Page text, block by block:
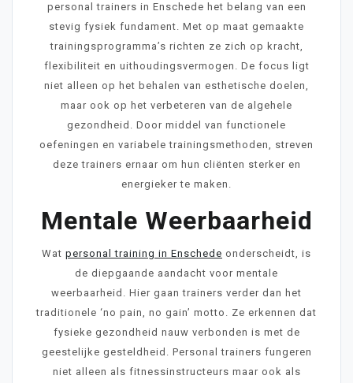
personal trainers in Enschede het belang van een
stevig fysiek fundament. Met op maat gemaakte
trainingsprogramma’s richten ze zich op kracht,
flexibiliteit en uithoudingsvermogen. De focus ligt
niet alleen op het behalen van esthetische doelen,
maar ook op het verbeteren van de algehele
gezondheid. Door middel van functionele
oefeningen en variabele trainingsmethoden, streven
deze trainers ernaar om hun cliënten sterker en
energieker te maken.
Mentale Weerbaarheid
Wat personal training in Enschede onderscheidt, is
de diepgaande aandacht voor mentale
weerbaarheid. Hier gaan trainers verder dan het
traditionele ‘no pain, no gain’ motto. Ze erkennen dat
fysieke gezondheid nauw verbonden is met de
geestelijke gesteldheid. Personal trainers fungeren
niet alleen als fitnessinstructeurs maar ook als